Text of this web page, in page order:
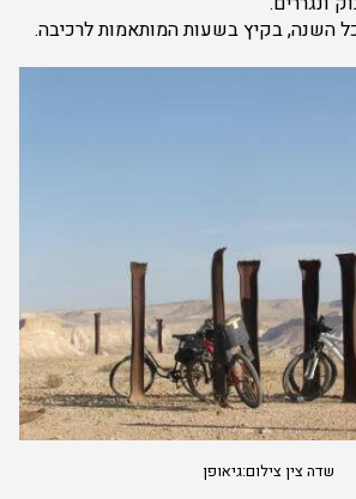
השנה, בקיץ בשעות המותאמות לרכיבה.
שדה צין צילום:גיאופן